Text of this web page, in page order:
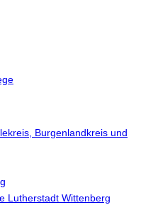
Burgenlandkreis und
Lutherstadt Wittenberg